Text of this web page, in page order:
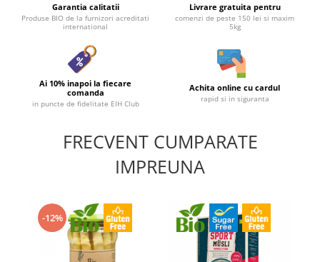
Garantia calitatii
Produse BIO de la furnizori acreditati
international
Livrare gratuita pentru
comenzi de peste 150 lei si maxim
5kg
Ai 10% inapoi la fiecare
comanda
in puncte de fidelitate EIH Club
Achita online cu cardul
rapid si in siguranta
FRECVENT CUMPARATE
IMPREUNA
-12%